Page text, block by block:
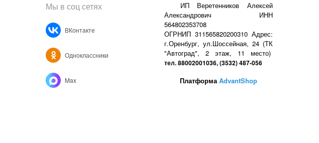
Мы в соц сетях
ВКонтакте
Одноклассники
Max
ИП Веретенников Алексей
Александрович ИНН
564802353708
ОГРНИП 311565820200310 Адрес:
г.Оренбург, ул.Шоссейная, 24 (ТК
"Автоград", 2 этаж, 11 место)
тел. 88002001036, (3532) 487-056
ПлатформаAdvantShop